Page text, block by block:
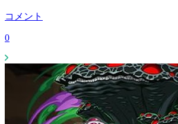
コメント
0